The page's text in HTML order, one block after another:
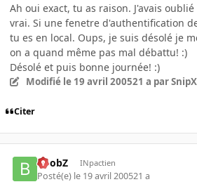
Ah oui exact, tu as raison. J'avais
vrai. Si une fenetre d'authentification
tu es en local. Oups, je suis désolé je
on a quand même pas mal débattu! :)
Désolé et puis bonne journée! :)
Modifié le 19 avril 200521 a par SnipX
Citer
BoobZ INpactien
Posté(e) le 19 avril 200521 a